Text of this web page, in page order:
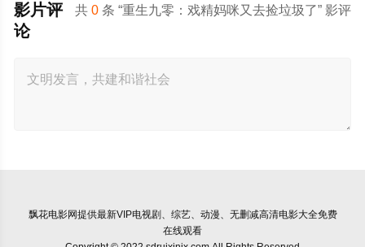
共0 条 “重生九零：戏精妈咪又去捡垃圾了” 影评
影片评
论
飘花电影网提供最新VIP电视剧、综艺、动漫、无删减高清电影大全免费
在线观看